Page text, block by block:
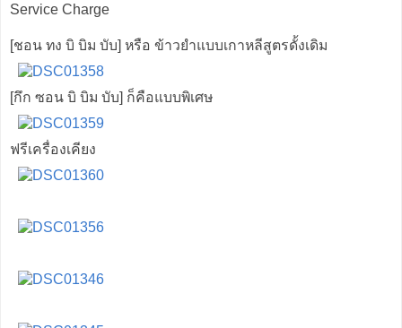
Service Charge
[ชอน ทง บิ บิม บับ] หรือ ข้าวยำแบบเกาหลีสูตรดั้งเดิม
[กึก ซอน บิ บิม บับ] ก็คือแบบพิเศษ
ฟรีเครื่องเคียง